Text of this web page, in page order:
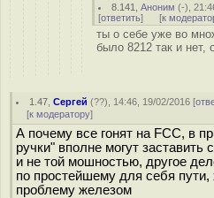
8.141 ,Аноним (-),
[ответить] [к
ты о себе уже во
было 8212 так и нет,
1.47 ,Сергей (??), 14:46, 19/02/2016 [
[к модератору]
А почему все гонят на FCC, в
ручки" вполне могут заставить
и не той мошностью, другое
по простейшему для себя
проблему железом